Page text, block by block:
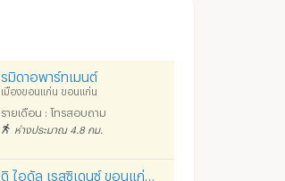
รมิดาอพาร์ทเมนต์
เมืองขอนแก่น ขอนแก่น
รายเดือน : โทรสอบถาม
ห่างประมาณ 4.8 กม.